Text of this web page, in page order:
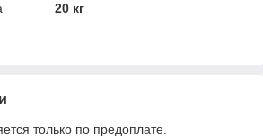
20 кг
только по предоплате.